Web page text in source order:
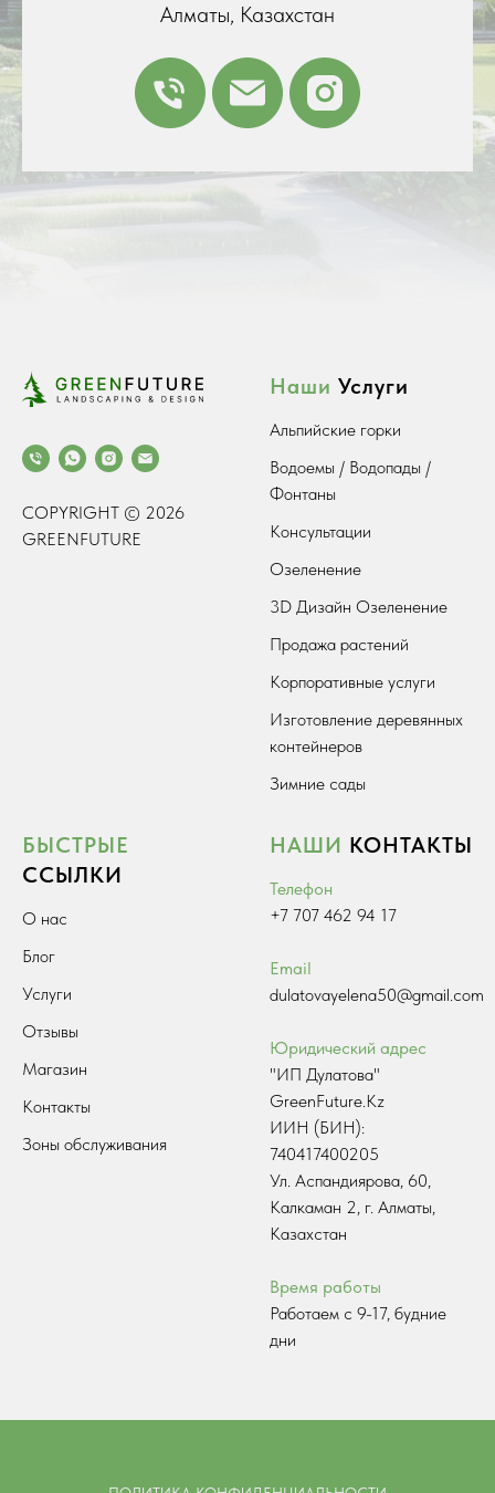
Алматы, Казахстан
COPYRIGHT © 2026
GREENFUTURE
Наши Услуги
Альпийские горки
Водоемы / Водопады /
Фонтаны
Консультации
Озеленение
3D Дизайн Озеленение
Продажа растений
Корпоративные услуги
Изготовление деревянных
контейнеров
Зимние сады
БЫСТРЫЕ
ССЫЛКИ
О нас
Блог
Услуги
Отзывы
Магазин
Контакты
Зоны обслуживания
НАШИ КОНТАКТЫ
Телефон
+7 707 462 94 17
Email
dulatovayelena50@gmail.com
Юридический адрес
"ИП Дулатова"
GreenFuture.Kz
ИИН (БИН):
740417400205
Ул. Аспандиярова, 60,
Калкаман 2, г. Алматы,
Казахстан
Время работы
Работаем с 9-17, будние
дни